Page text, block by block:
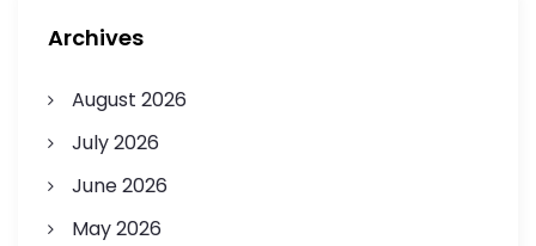
Archives
August 2026
July 2026
June 2026
May 2026